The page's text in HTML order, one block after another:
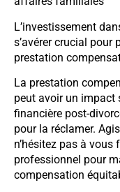
L’investissement
s’avérer crucial pour
prestation
La prestation
peut avoir un
financière post-
pour la réclamer.
n’hésitez pas à
professionnel pour
compensation